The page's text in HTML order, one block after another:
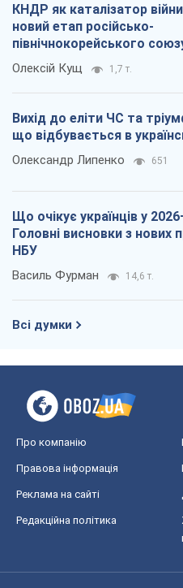
КНДР як каталізатор
новий етап російсько-
північнокорейського
Олексій Кущ 1,7 т.
Вихід до еліти ЧС та
що відбувається в
Олександр Липенко 651
Що очікує українців у
Головні висновки з нових
НБУ
Василь Фурман 14,6 т.
Всі думки
Про компанію
Правова інформація
Реклама на сайті
Редакційна політика